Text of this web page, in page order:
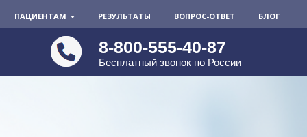
8-800-555-40-87
Бесплатный звонок по России
ПАЦИЕНТАМ РЕЗУЛЬТАТЫ ВОПРОС-ОТВЕТ БЛОГ